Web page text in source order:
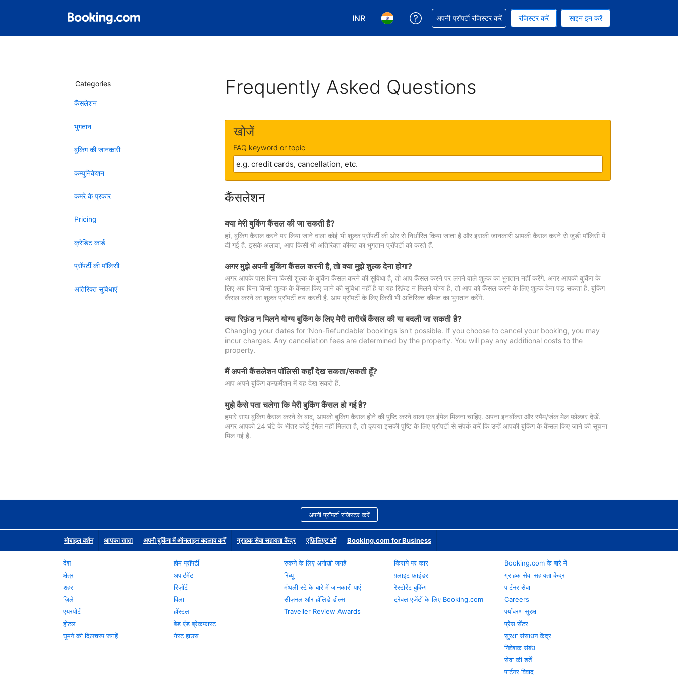
INR
अपनी करेंसी चुनें. आपने अभी INR करेंसी को चुना हुआ है
अपनी भाषा चुनें. आपने अभी हिन्दी भाषा को चुना हुआ है
अपनी बुकिंग में सहायता पाएं
अपनी प्रॉपर्टी रजिस्टर करें रजिस्टर करें साइन इन करें
Categories
कैंसलेशन
भुगतान
बुकिंग की जानकारी
कम्युनिकेशन
कमरे के प्रकार
Pricing
क्रेडिट कार्ड
प्रॉपर्टी की पॉलिसी
अतिरिक्त सुविधाएं
Frequently Asked Questions
खोजें
FAQ keyword or topic
कैंसलेशन
क्या मेरी बुकिंग कैंसल की जा सकती है?
हां, बुकिंग कैंसल करने पर लिया जाने वाला कोई भी शुल्क प्रॉपर्टी की ओर से निर्धारित किया जाता है और इसकी जानकारी आपकी कैंसल करने से जुड़ी पॉलिसी में
दी गई है. इसके अलावा, आप किसी भी अतिरिक्त कीमत का भुगतान प्रॉपर्टी को करते हैं.
अगर मुझे अपनी बुकिंग कैंसल करनी है, तो क्या मुझे शुल्क देना होगा?
अगर आपके पास बिना किसी शुल्क के बुकिंग कैंसल करने की सुविधा है, तो आप कैंसल करने पर लगने वाले शुल्क का भुगतान नहीं करेंगे. अगर आपकी बुकिंग के
लिए अब बिना किसी शुल्क के कैंसल किए जाने की सुविधा नहीं है या यह रिफ़ंड न मिलने योग्य है, तो आप को कैंसल करने के लिए शुल्क देना पड़ सकता है. बुकिंग
कैंसल करने का शुल्क प्रॉपर्टी तय करती है. आप प्रॉपर्टी के लिए किसी भी अतिरिक्त कीमत का भुगतान करेंगे.
क्या रिफ़ंड न मिलने योग्य बुकिंग के लिए मेरी तारीखें कैंसल की या बदली जा सकती है?
Changing your dates for ‘Non-Refundable’ bookings isn't possible. If you choose to cancel your booking, you may
incur charges. Any cancellation fees are determined by the property. You will pay any additional costs to the
property.
मैं अपनी कैंसलेशन पॉलिसी कहाँ देख सकता/सकती हूँ?
आप अपने बुकिंग कन्फ़र्मेशन में यह देख सकते हैं.
मुझे कैसे पता चलेगा कि मेरी बुकिंग कैंसल हो गई है?
हमारे साथ बुकिंग कैंसल करने के बाद, आपको बुकिंग कैंसल होने की पुष्टि करने वाला एक ईमेल मिलना चाहिए. अपना इनबॉक्स और स्पैम/जंक मेल फ़ोल्डर देखें.
अगर आपको 24 घंटे के भीतर कोई ईमेल नहीं मिलता है, तो कृपया इसकी पुष्टि के लिए प्रॉपर्टी से संपर्क करें कि उन्हें आपकी बुकिंग के कैंसल किए जाने की सूचना
मिल गई है.
अपनी प्रॉपर्टी रजिस्टर करें
मोबाइल वर्शन आपका खाता अपनी बुकिंग में ऑनलाइन बदलाव करें ग्राहक सेवा सहायता केंद्र एफ़िलिएट बनें Booking.com for Business
देश
क्षेत्र
शहर
ज़िले
एयरपोर्ट
होटल
घूमने की दिलचस्प जगहें
होम प्रॉपर्टी
अपार्टमेंट
रिज़ॉर्ट
विला
हॉस्टल
बेड एंड ब्रेकफ़ास्ट
गेस्ट हाउस
रुकने के लिए अनोखी जगहें
रिव्यू
मंथली स्टे के बारे में जानकारी पाएं
सीज़नल और हॉलिडे डील्स
Traveller Review Awards
किराये पर कार
फ़्लाइट फ़ाइंडर
रेस्टोरेंट बुकिंग
ट्रेवल एजेंटों के लिए Booking.com
Booking.com के बारे में
ग्राहक सेवा सहायता केंद्र
पार्टनर सेवा
Careers
पर्यावरण सुरक्षा
प्रेस सेंटर
सुरक्षा संसाधन केंद्र
निवेशक संबंध
सेवा की शर्तें
पार्टनर विवाद